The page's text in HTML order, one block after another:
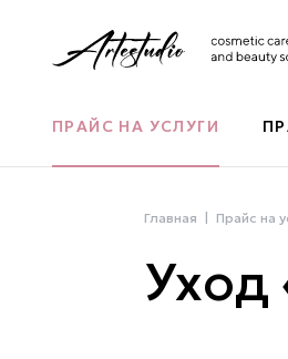
ПРАЙС НА УСЛУГИ
Главная Прайс на
Уход